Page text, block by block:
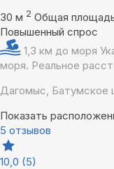
30 м 2 Общая
Повышенный спрос
1,3 км до моря
моря. Реальное
Дагомыс, Батумское
Показать
5 отзывов
10,0 (5)